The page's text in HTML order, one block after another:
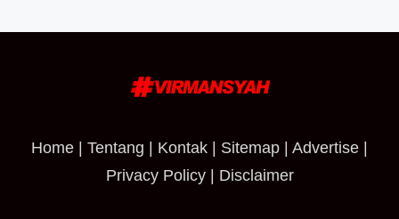
Home Tentang Kontak Sitemap Advertise
Privacy Policy| Disclaimer